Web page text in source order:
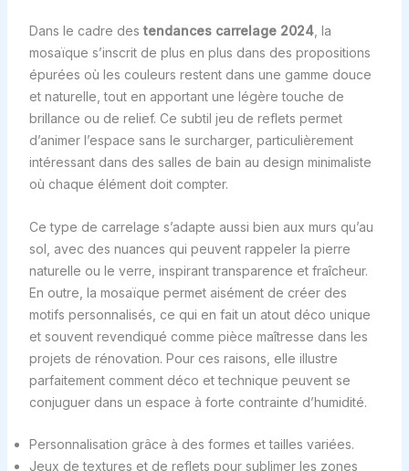
Dans le cadre des tendances carrelage 2024, la
mosaïque s’inscrit de plus en plus dans des propositions
épurées où les couleurs restent dans une gamme douce
et naturelle, tout en apportant une légère touche de
brillance ou de relief. Ce subtil jeu de reflets permet
d’animer l’espace sans le surcharger, particulièrement
intéressant dans des salles de bain au design minimaliste
où chaque élément doit compter.
Ce type de carrelage s’adapte aussi bien aux murs qu’au
sol, avec des nuances qui peuvent rappeler la pierre
naturelle ou le verre, inspirant transparence et fraîcheur.
En outre, la mosaïque permet aisément de créer des
motifs personnalisés, ce qui en fait un atout déco unique
et souvent revendiqué comme pièce maîtresse dans les
projets de rénovation. Pour ces raisons, elle illustre
parfaitement comment déco et technique peuvent se
conjuguer dans un espace à forte contrainte d’humidité.
Personnalisation grâce à des formes et tailles variées.
Jeux de textures et de reflets pour sublimer les zones